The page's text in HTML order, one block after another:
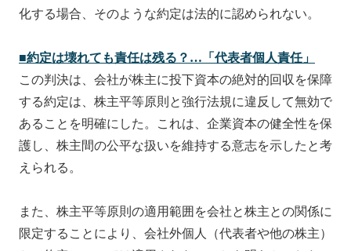
化する場合、そのような約定は法的に認められない。
■約定は壊れても責任は残る？…「代表者個人責任」
この判決は、会社が株主に投下資本の絶対的回収を保障
する約定は、株主平等原則と強行法規に違反して無効で
あることを明確にした。これは、企業資本の健全性を保
護し、株主間の公平な扱いを維持する意志を示したと考
えられる。
また、株主平等原則の適用範囲を会社と株主との関係に
限定することにより、会社外個人（代表者や他の株主）